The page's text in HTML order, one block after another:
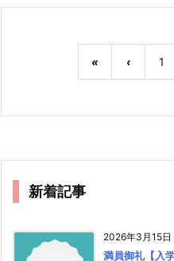
« ‹ 1
新着記事
2026年3月15日
満員御礼【入